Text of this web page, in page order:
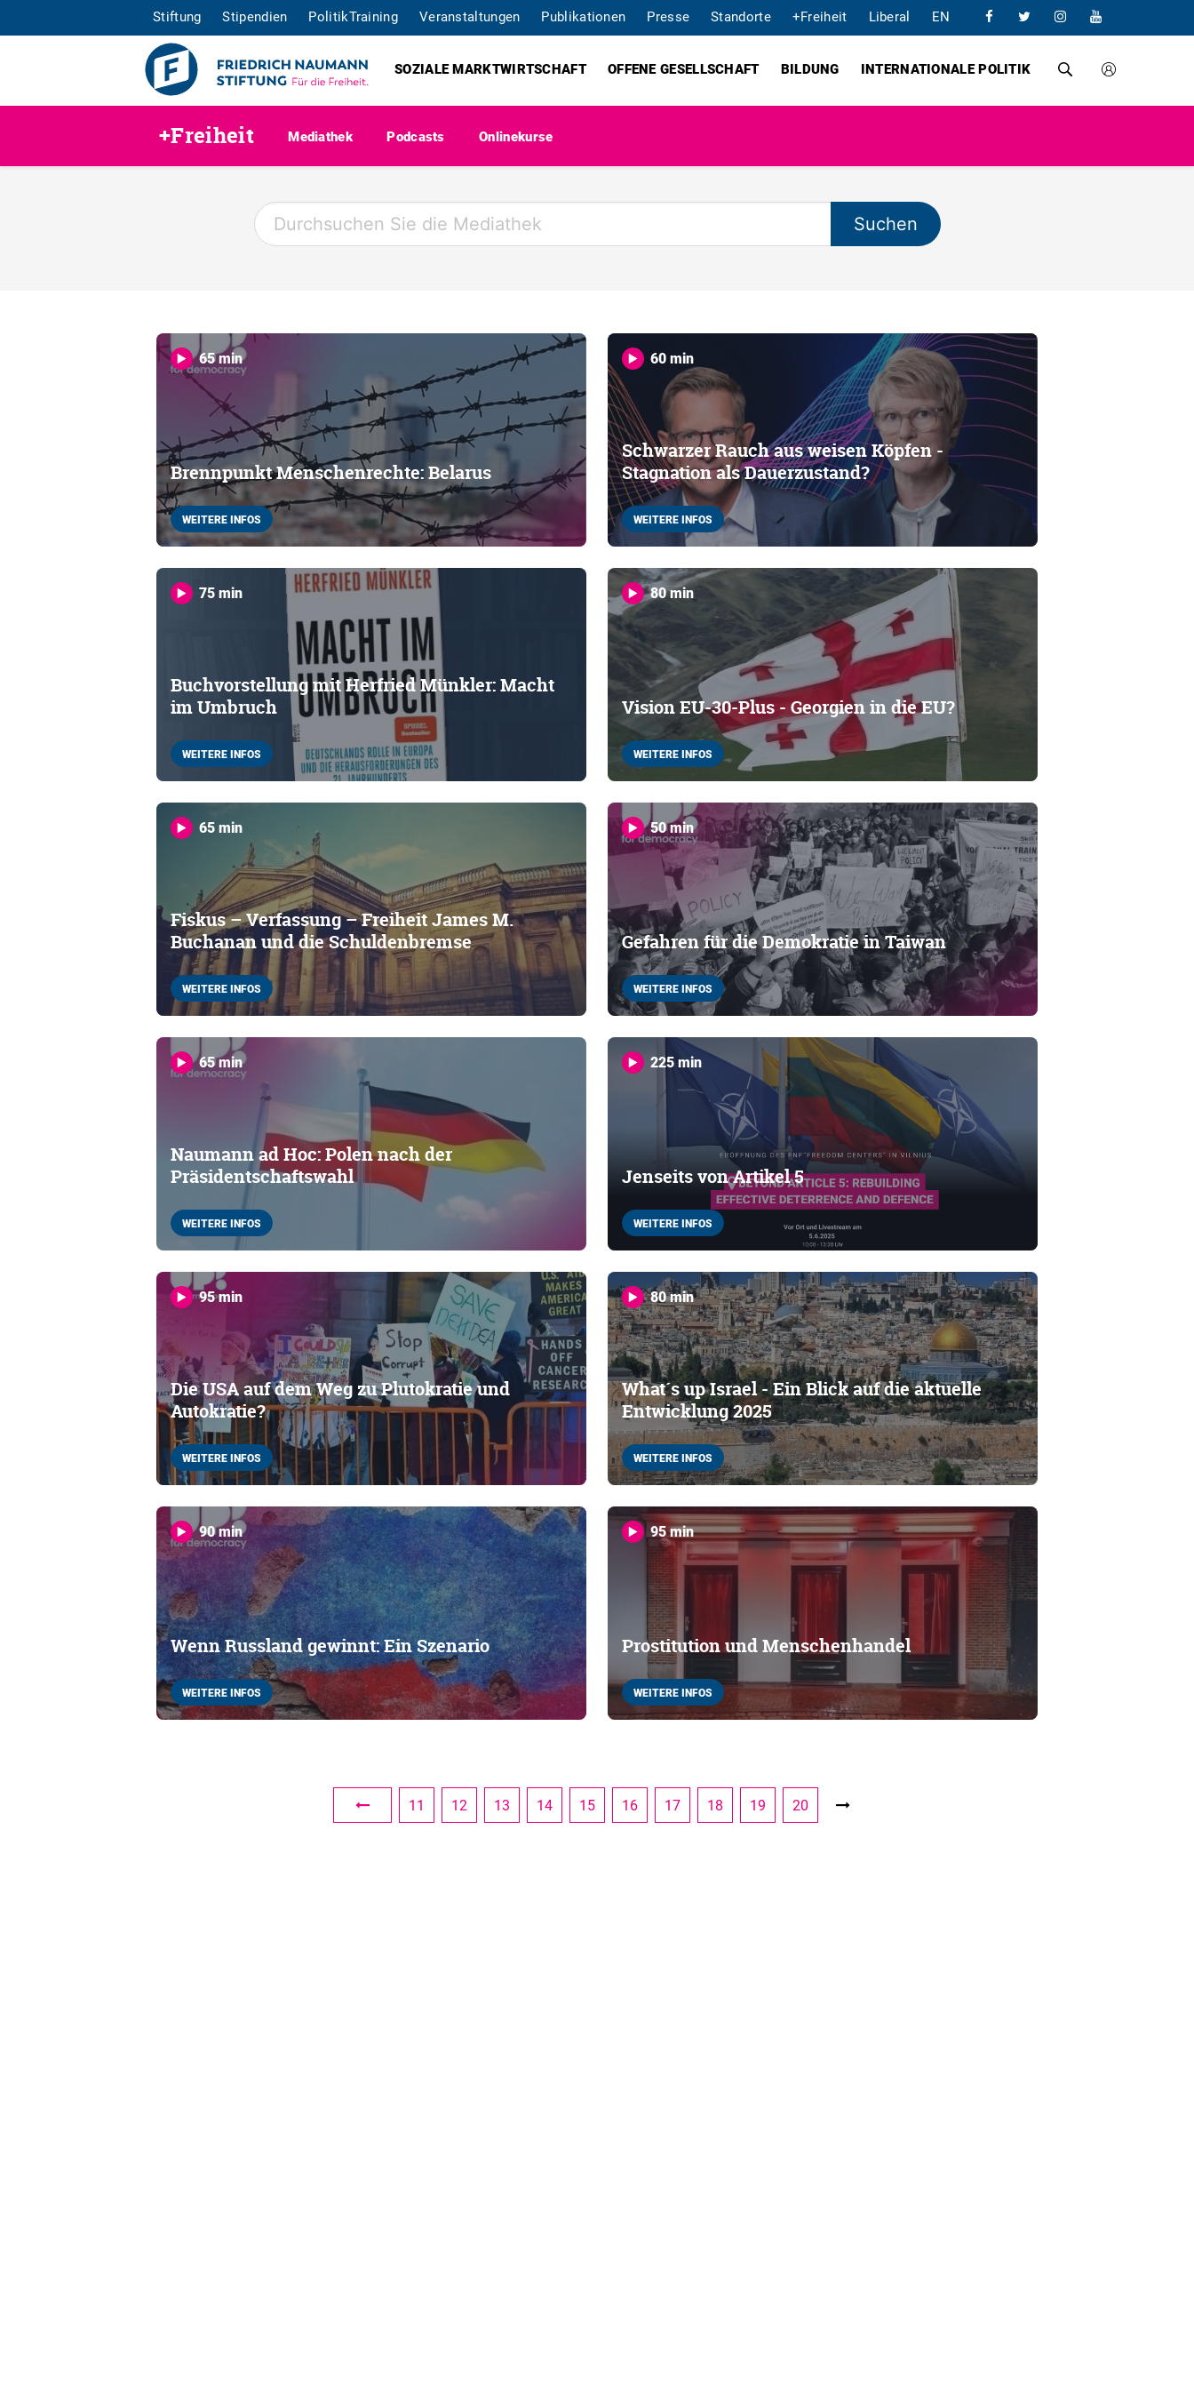
Stiftung Stipendien PolitikTraining Veranstaltungen Publikationen Presse Standorte +Freiheit Liberal EN
SOZIALE MARKTWIRTSCHAFT OFFENE GESELLSCHAFT BILDUNG INTERNATIONALE POLITIK
+Freiheit Mediathek Podcasts Onlinekurse
65 min
Brennpunkt Menschenrechte: Belarus
WEITERE INFOS
60 min
Schwarzer Rauch aus weisen Köpfen -
Stagnation als Dauerzustand?
WEITERE INFOS
75 min
Buchvorstellung mit Herfried Münkler: Macht
im Umbruch
WEITERE INFOS
80 min
Vision EU-30-Plus - Georgien in die EU?
WEITERE INFOS
65 min
Fiskus – Verfassung – Freiheit James M.
Buchanan und die Schuldenbremse
WEITERE INFOS
50 min
Gefahren für die Demokratie in Taiwan
WEITERE INFOS
65 min
Naumann ad Hoc: Polen nach der
Präsidentschaftswahl
WEITERE INFOS
225 min
Jenseits von Artikel 5
WEITERE INFOS
95 min
Die USA auf dem Weg zu Plutokratie und
Autokratie?
WEITERE INFOS
80 min
What´s up Israel - Ein Blick auf die aktuelle
Entwicklung 2025
WEITERE INFOS
90 min
Wenn Russland gewinnt: Ein Szenario
WEITERE INFOS
95 min
Prostitution und Menschenhandel
WEITERE INFOS
11 12 13 14 15 16 17 18 19 20